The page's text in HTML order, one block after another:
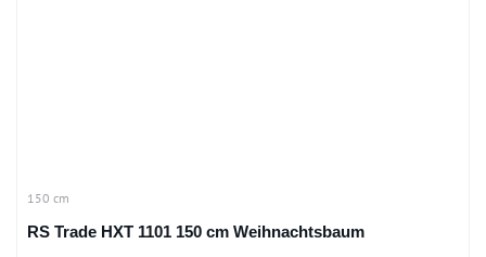
150 cm
RS Trade HXT 1101 150 cm Weihnachtsbaum